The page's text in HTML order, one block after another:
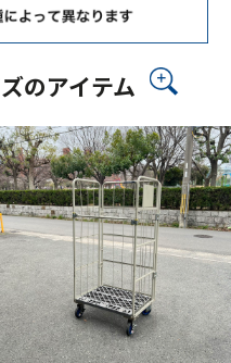
のアイテム